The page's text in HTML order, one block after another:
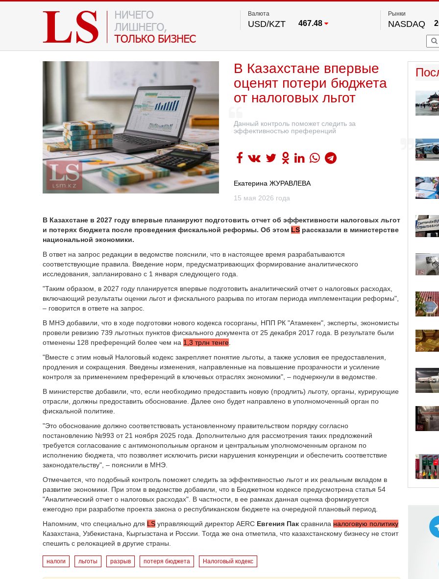
Валюта
USD/KZT 467.48
Рынки
NASDAQ
FTSE 100
S&P 500
В Казахстане впервые
оценят потери бюджета
от налоговых льгот
Данный контроль поможет следить за
эффективностью преференций
Екатерина ЖУРАВЛЕВА
15 мая 2026 года
В Казахстане в 2027 году впервые планируют подготовить отчет об эффективности налоговых льгот
и потерях бюджета после проведения фискальной реформы. Об этом LS рассказали в министерстве
национальной экономики.
В ответ на запрос редакции в ведомстве пояснили, что в настоящее время разрабатываются
соответствующие правила. Введение норм, предусматривающих формирование аналитического
исследования, запланировано с 1 января следующего года.
"Таким образом, в 2027 году планируется впервые подготовить аналитический отчет о налоговых расходах,
включающий результаты оценки льгот и фискального разрыва по итогам периода имплементации реформы",
– говорится в ответе на запрос.
В МНЭ добавили, что в ходе подготовки нового кодекса госорганы, НПП РК "Атамекен", эксперты, экономисты
провели ревизию 739 льготных пунктов фискального документа от 25 декабря 2017 года. В результате были
отменены 128 преференций более чем на 1,3 трлн тенге
"Вместе с этим новый Налоговый кодекс закрепляет понятие льготы, а также условия ее предоставления,
продления и сокращения. Введены изменения, направленные на повышение прозрачности и усиление
контроля за применением преференций в ключевых отраслях экономики", – подчеркнули в ведомстве.
В министерстве добавили, что, если необходимо предоставить новую (продлить) льготу, органы, курирующие
отрасли, должны предоставить обоснование. Далее оно будет направлено в уполномоченный орган по
фискальной политике.
"Это обоснование должно соответствовать установленному правительством порядку согласно
постановлению №993 от 21 ноября 2025 года. Дополнительно для рассмотрения таких предложений
требуется согласование с антимонопольным органом и центральным уполномоченным органом по
исполнению бюджета, что позволяет исключить риски нарушения конкуренции и обеспечить соответствие
законодательству", – пояснили в МНЭ.
Отмечается, что подобный контроль поможет следить за эффективностью льгот и их реальным вкладом в
развитие экономики. При этом в ведомстве добавили, что в Бюджетном кодексе предусмотрена статья 54
"Аналитический отчет о налоговых расходах". В частности, в ее рамках данная оценка формируется
ежегодно при разработке проекта закона о республиканском бюджете на очередной плановый период.
Напомним, что специально для LS управляющий директор AERC Евгения Пак сравнила налоговую политику
Казахстана, Узбекистана, Кыргызстана и России. Тогда же она отметила, что казахстанскому бизнесу не стоит
спешить с релокацией в другие страны.
налоги льготы разрыв потеря бюджета Налоговый кодекс